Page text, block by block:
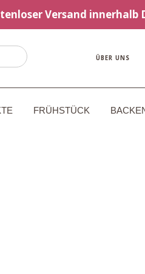
Versand innerhalb
ÜBER UNS
FRÜHSTÜCK